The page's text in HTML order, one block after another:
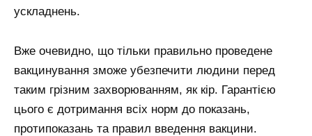
ускладнень.
Вже очевидно, що тільки правильно проведене
вакцинування зможе убезпечити людини перед
таким грізним захворюванням, як кір. Гарантією
цього є дотримання всіх норм до показань,
протипоказань та правил введення вакцини.